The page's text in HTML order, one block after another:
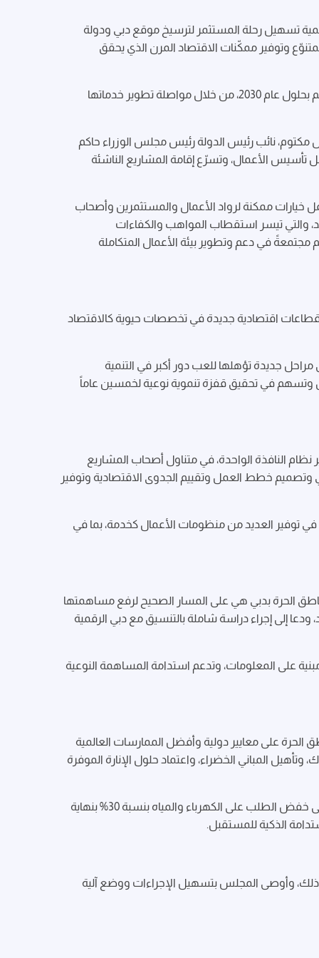
تسهيل رحلة المستثمر لترسيخ موقع دبي ودولة
وتوفير ممكّنات الاقتصاد المرن الذي يحقق
ولفت سموه إلى أن المناطق الحرة بدبي هي على المسار الصحيح لرفع مساهمتها في الناتج المحلي للإمارة لتصل إلى 250 مليار درهم بحلول عام 2030، من خلال مواصلة تطوير خدماتها
نائب رئيس الدولة رئيس مجلس الوزراء حاكم
تأسيس الأعمال، وتسرّع إقامة المشاريع الناشئة
خيارات ممكنة لرواد الأعمال والمستثمرين وأصحاب
والتي تيسر استقطاب المواهب والكفاءات
مجتمعةً في دعم وتطوير بيئة الأعمال المتكاملة
اقتصادية جديدة في تخصصات حيوية كالاقتصاد
بها إلى مراحل جديدة تؤهلها للعب دور أكبر في التنمية
وتسهم في تحقيق قفزة تنموية نوعية لخمسين عاماً
الربط الإلكتروني وتوفير نظام النافذة الواحدة، في متناول أصحاب المشاريع
وتصميم خطط العمل وتقييم الجدوى الاقتصادية وتوفير
في توفير العديد من منظومات الأعمال كخدمة، بما في
الحرة بدبي هي على المسار الصحيح لرفع مساهمتها
فرص الاقتصاد الجديد، ودعا إلى إجراء دراسة شاملة بالتنسيق مع دبي الرقمية
على المعلومات، وتدعم استدامة المساهمة النوعية
الحرة على معايير دولية وأفضل الممارسات العالمية
المباني الخضراء، واعتماد حلول الإنارة الموفرة
وناقش المجلس ممكنات تحقيق استراتيجية إدارة الطلب على الطاقة 2030 التي أطلقها المجلس الأعلى للطاقة في دبي وتهدف إلى خفض الطلب على الكهرباء والمياه بنسبة 30% بنهاية
الذكية للمستقبل.
ذلك، وأوصى المجلس بتسهيل الإجراءات ووضع آلية